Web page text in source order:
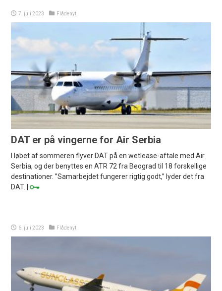
7. juli 2023 Flådenyt
DAT er på vingerne for Air Serbia
I løbet af sommeren flyver DAT på en wetlease-aftale med Air
Serbia, og der benyttes en ATR 72 fra Beograd til 18 forskellige
destinationer. ”Samarbejdet fungerer rigtig godt,” lyder det fra
DAT. |
6. juli 2023 Flådenyt